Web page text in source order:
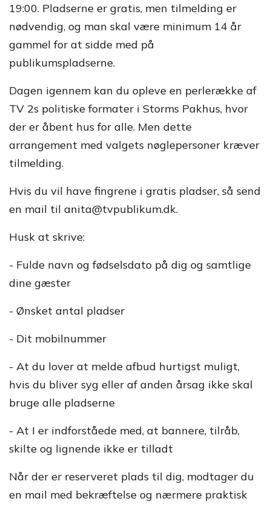
19:00. Pladserne er gratis, men tilmelding er
nødvendig, og man skal være minimum 14 år
gammel for at sidde med på
publikumspladserne.
Dagen igennem kan du opleve en perlerække af
TV 2s politiske formater i Storms Pakhus, hvor
der er åbent hus for alle. Men dette
arrangement med valgets nøglepersoner kræver
tilmelding.
Hvis du vil have fingrene i gratis pladser, så send
en mail til anita@tvpublikum.dk.
Husk at skrive:
- Fulde navn og fødselsdato på dig og samtlige
dine gæster
- Ønsket antal pladser
- Dit mobilnummer
- At du lover at melde afbud hurtigst muligt,
hvis du bliver syg eller af anden årsag ikke skal
bruge alle pladserne
- At I er indforståede med, at bannere, tilråb,
skilte og lignende ikke er tilladt
Når der er reserveret plads til dig, modtager du
en mail med bekræftelse og nærmere praktisk